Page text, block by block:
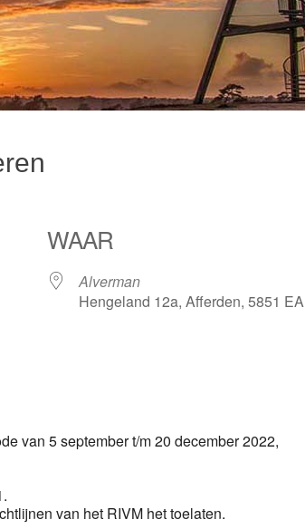
WAAR
Alverman
Hengeland 12a, Afferden, 5851 EA
van 5 september t/m 20 december 2022,
van het RIVM het toelaten.